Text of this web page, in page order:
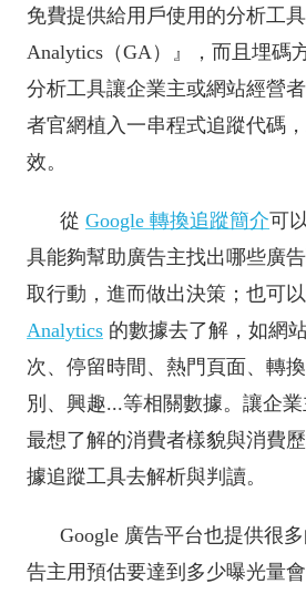
免費提供給用戶使用的分析工
Analytics（GA）』，而且埋碼
分析工具讓企業主或網站經營
者官網植入一串程式追蹤代碼
效。
從 Google 轉換追蹤簡介可
具能夠幫助廣告主找出哪些廣
取行動，進而做出決策；也可
Analytics 的數據去了解，如網
次、停留時間、熱門頁面、轉
別、興趣...等相關數據。讓企
最想了解的消費者樣貌與消費
據追蹤工具去解析與判讀。
Google 廣告平台也提供很多
告主用預估要達到多少曝光量